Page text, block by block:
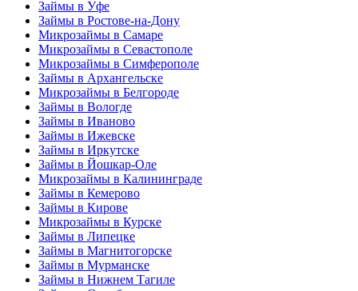
Займы в Уфе
Займы в Ростове-на-Дону
Микрозаймы в Самаре
Микрозаймы в Севастополе
Микрозаймы в Симферополе
Займы в Архангельске
Микрозаймы в Белгороде
Займы в Вологде
Займы в Иваново
Займы в Ижевске
Займы в Иркутске
Займы в Йошкар-Оле
Микрозаймы в Калининграде
Займы в Кемерово
Займы в Кирове
Микрозаймы в Курске
Займы в Липецке
Займы в Магнитогорске
Займы в Мурманске
Займы в Нижнем Тагиле